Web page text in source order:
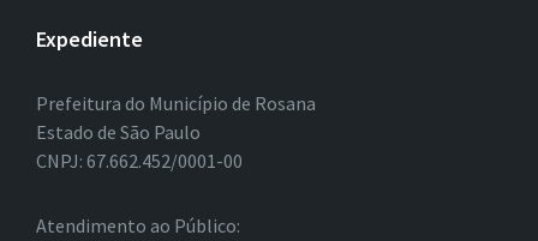
Expediente
Prefeitura do Município de Rosana
Estado de São Paulo
CNPJ: 67.662.452/0001-00
Atendimento ao Público: